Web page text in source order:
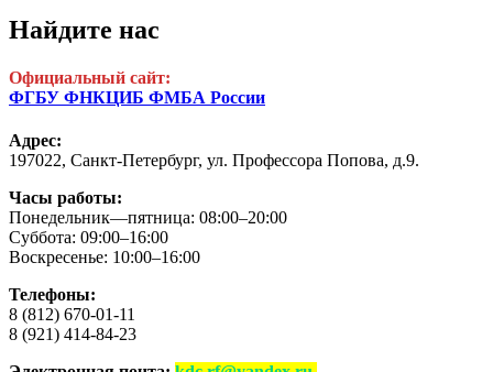
Найдите нас
Официальный сайт:
ФГБУ ФНКЦИБ ФМБА России
Адрес:
197022, Санкт-Петербург, ул. Профессора Попова, д.9.
Часы работы:
Понедельник—пятница: 08:00–20:00
Суббота: 09:00–16:00
Воскресенье: 10:00–16:00
Телефоны:
8 (812) 670-01-11
8 (921) 414-84-23